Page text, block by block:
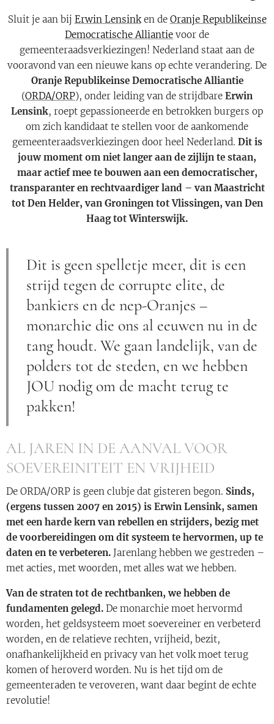
Sluit je aan bij Erwin Lensinken de Oranje Republikeinse
Democratische Alliantie voor de
gemeenteraadsverkiezingen! Nederland staat aan de
vooravond van een nieuwe kans op echte verandering. De
Oranje Republikeinse Democratische Alliantie
(ORDA/ORP), onder leiding van de strijdbare Erwin
Lensink, roept gepassioneerde en betrokken burgers op
om zich kandidaat te stellen voor de aankomende
gemeenteraadsverkiezingen door heel Nederland. Dit is
jouw moment om niet langer aan de zijlijn te staan,
maar actief mee te bouwen aan een democratischer,
transparanter en rechtvaardiger land – van Maastricht
tot Den Helder, van Groningen tot Vlissingen, van Den
Haag tot Winterswijk.
Dit is geen spelletje meer, dit is een
strijd tegen de corrupte elite, de
bankiers en de nep-Oranjes –
monarchie die ons al eeuwen nu in de
tang houdt. We gaan landelijk, van de
polders tot de steden, en we hebben
JOU nodig om de macht terug te
pakken!
AL JAREN IN DE AANVAL VOOR
SOEVEREINITEIT EN VRIJHEID
De ORDA/ORP is geen clubje dat gisteren begon. Sinds,
(ergens tussen 2007 en 2015) is Erwin Lensink, samen
met een harde kern van rebellen en strijders, bezig met
de voorbereidingen om dit systeem te hervormen, up te
daten en te verbeteren. Jarenlang hebben we gestreden –
met acties, met woorden, met alles wat we hebben.
Van de straten tot de rechtbanken, we hebben de
fundamenten gelegd. De monarchie moet hervormd
worden, het geldsysteem moet soevereiner en verbeterd
worden, en de relatieve rechten, vrijheid, bezit,
onafhankelijkheid en privacy van het volk moet terug
komen of heroverd worden. Nu is het tijd om de
gemeenteraden te veroveren, want daar begint de echte
revolutie!